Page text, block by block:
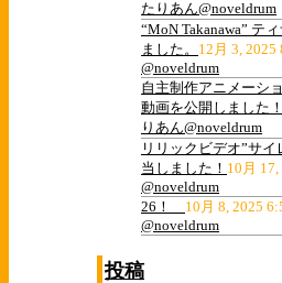
たりあん@noveldrum
“MoN Takanawa” テ
ました。 12月 3, 2025
@noveldrum
自主制作アニメーシ
動画を公開しました！
りあん@noveldrum
リリックビデオ”サ
当しました！ 10月
@noveldrum
26！ 10月 8, 2025
@noveldrum
投稿